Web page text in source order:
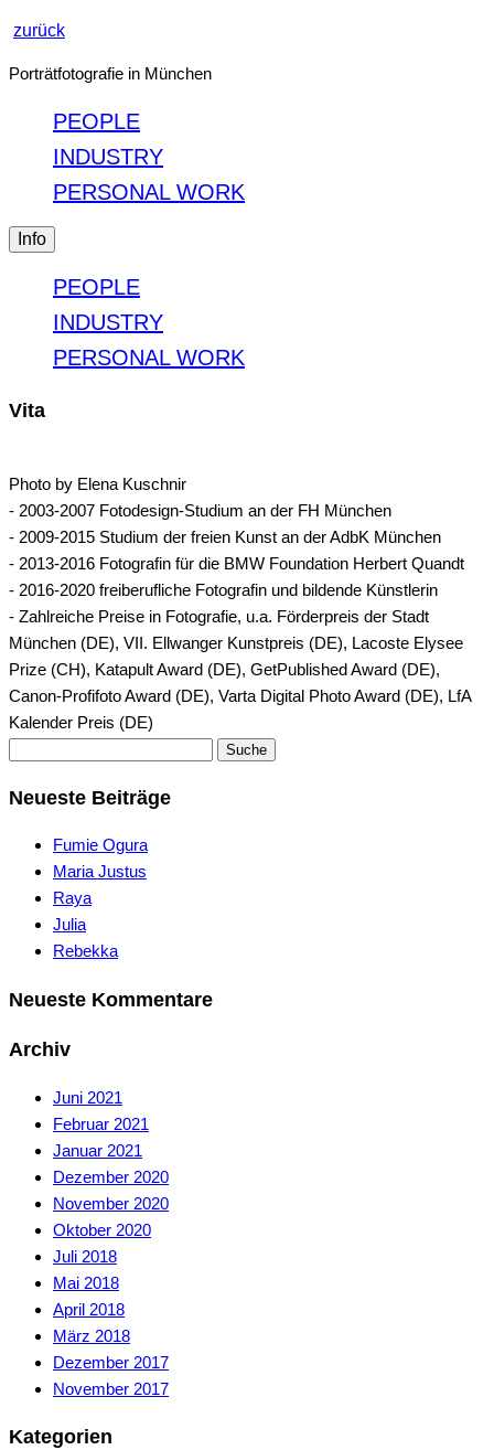
zurück
Porträtfotografie in München
PEOPLE
INDUSTRY
PERSONAL WORK
Info
PEOPLE
INDUSTRY
PERSONAL WORK
Vita
Photo by Elena Kuschnir
- 2003-2007 Fotodesign-Studium an der FH München
- 2009-2015 Studium der freien Kunst an der AdbK München
- 2013-2016 Fotografin für die BMW Foundation Herbert Quandt
- 2016-2020 freiberufliche Fotografin und bildende Künstlerin
- Zahlreiche Preise in Fotografie, u.a. Förderpreis der Stadt
München (DE), VII. Ellwanger Kunstpreis (DE), Lacoste Elysee
Prize (CH), Katapult Award (DE), GetPublished Award (DE),
Canon-Profifoto Award (DE), Varta Digital Photo Award (DE), LfA
Kalender Preis (DE)
Neueste Beiträge
Fumie Ogura
Maria Justus
Raya
Julia
Rebekka
Neueste Kommentare
Archiv
Juni 2021
Februar 2021
Januar 2021
Dezember 2020
November 2020
Oktober 2020
Juli 2018
Mai 2018
April 2018
März 2018
Dezember 2017
November 2017
Kategorien